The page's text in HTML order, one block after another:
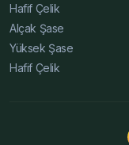
Hafif Çelik
Alçak Şase
Yüksek Şase
Hafif Çelik